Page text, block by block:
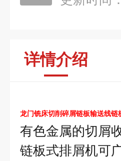
详情介绍
龙门铣床切削碎屑链板输送线链
有色金属的切屑
链板式排屑机可